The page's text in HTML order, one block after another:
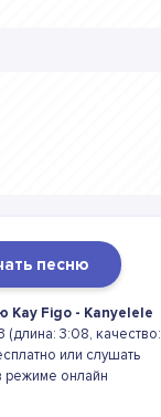
песню
Kay Figo - Kanyelele
(длина: 3:08, качество:
или слушать
режиме онлайн